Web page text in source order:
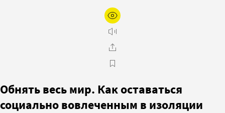
Обнять весь мир. Как оставаться
социально вовлеченным в изоляции